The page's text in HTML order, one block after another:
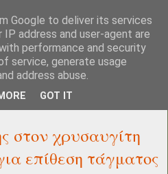
στον χρυσαυγίτη
επίθεση τάγματος
Google to deliver its services
address and user-agent are
performance and security
service, generate usage
address abuse.
GOT IT